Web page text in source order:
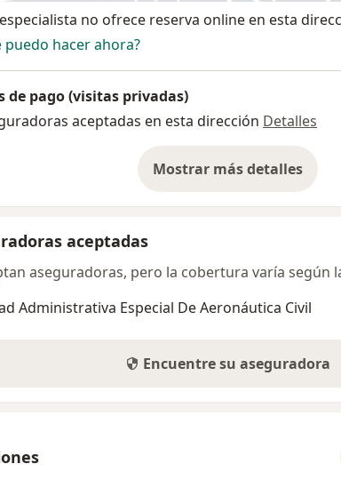
no ofrece reserva online en esta
puedo hacer ahora?
de pago (visitas privadas)
aceptadas en esta dirección Detalles
Mostrar más detalles
sobre la dirección
aceptadas
aseguradoras, pero la cobertura varía según
Administrativa Especial De Aeronáutica Civil
Encuentre su aseguradora